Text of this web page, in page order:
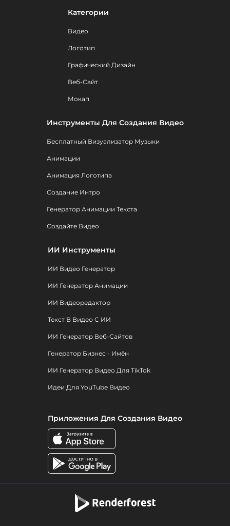
Категории
Видео
Логотип
Графический Дизайн
Веб-Сайт
Мокап
Инструменты Для Создания Видео
Бесплатный Визуализатор Музыки
Анимации
Анимация Логотипа
Создание Интро
Генератор Анимации Текста
Создайте Видео
ИИ Инструменты
ИИ Видео Генератор
ИИ Генератор Анимации
ИИ Видеоредактор
Текст В Видео С ИИ
ИИ Генератор Веб-Сайтов
Генератор Бизнес - Имён
ИИ Генератор Видео Для TikTok
Идеи Для YouTube Видео
Приложения Для Создания Видео